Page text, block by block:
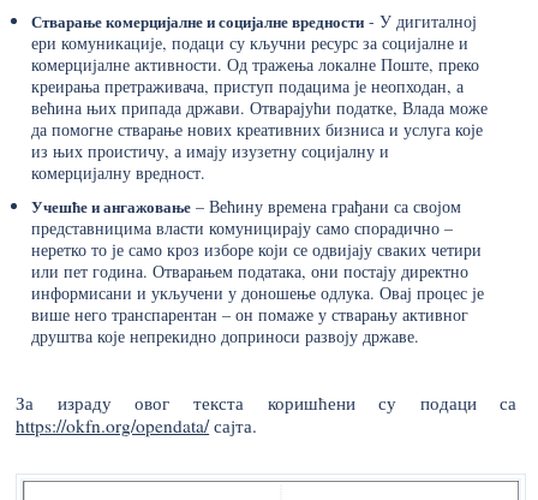
Стварање комерцијалне и социјалне вредности - У дигиталној
ери комуникације, подаци су кључни ресурс за социјалне и
комерцијалне активности. Од тражења локалне Поште, преко
креирања претраживача, приступ подацима је неопходан, а
већина њих припада држави. Отварајући податке, Влада може
да помогне стварање нових креативних бизниса и услуга које
из њих проистичу, а имају изузетну социјалну и
комерцијалну вредност.
Учешће и ангажовање – Већину времена грађани са својом
представницима власти комуницирају само спорадично –
неретко то је само кроз изборе који се одвијају сваких четири
или пет година. Отварањем података, они постају директно
информисани и укључени у доношење одлука. Овај процес је
више него транспарентан – он помаже у стварању активног
друштва које непрекидно доприноси развоју државе.
За израду овог текста коришћени су подаци са
https://okfn.org/opendata/сајта.